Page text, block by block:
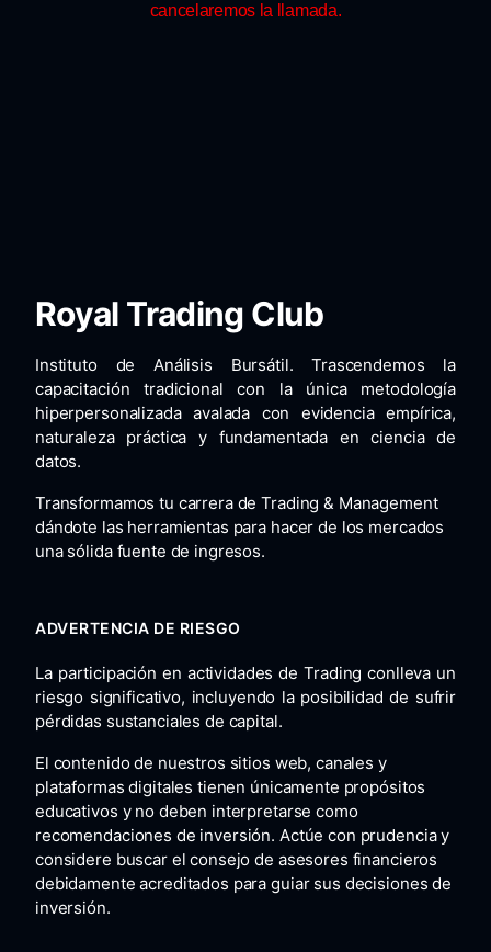
cancelaremos la llamada.
Royal Trading Club
Instituto de Análisis Bursátil. Trascendemos la
capacitación tradicional con la única metodología
hiperpersonalizada avalada con evidencia empírica,
naturaleza práctica y fundamentada en ciencia de
datos.
Transformamos tu carrera de Trading & Management
dándote las herramientas para hacer de los mercados
una sólida fuente de ingresos.
ADVERTENCIA DE RIESGO
La participación en actividades de Trading conlleva un
riesgo significativo, incluyendo la posibilidad de sufrir
pérdidas sustanciales de capital.
El contenido de nuestros sitios web, canales y
plataformas digitales tienen únicamente propósitos
educativos y no deben interpretarse como
recomendaciones de inversión. Actúe con prudencia y
considere buscar el consejo de asesores financieros
debidamente acreditados para guiar sus decisiones de
inversión.